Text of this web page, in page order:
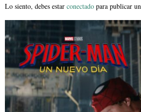
Lo siento, debes estar conectado para publicar